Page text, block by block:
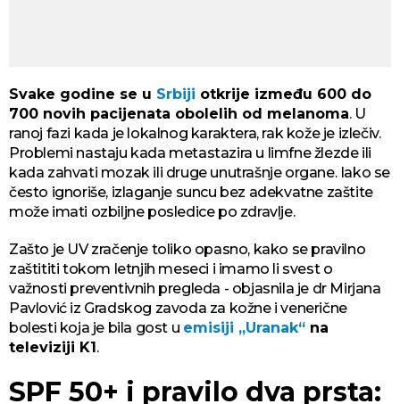
Svake godine se u Srbiji otkrije između 600 do
700 novih pacijenata obolelih od melanoma. U
ranoj fazi kada je lokalnog karaktera, rak kože je izlečiv.
Problemi nastaju kada metastazira u limfne žlezde ili
kada zahvati mozak ili druge unutrašnje organe. Iako se
često ignoriše, izlaganje suncu bez adekvatne zaštite
može imati ozbiljne posledice po zdravlje.
Zašto je UV zračenje toliko opasno, kako se pravilno
zaštititi tokom letnjih meseci i imamo li svest o
važnosti preventivnih pregleda - objasnila je dr Mirjana
Pavlović iz Gradskog zavoda za kožne i venerične
bolesti koja je bila gost u emisiji „Uranak“ na
televiziji K1.
SPF 50+ i pravilo dva prsta: